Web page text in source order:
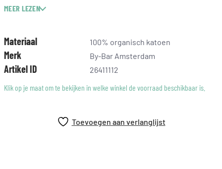
– biologisch katoen
MEER LEZEN
Materiaal 100% organisch katoen
Merk By-Bar Amsterdam
Artikel ID
26411112
Klik op je maat om te bekijken in welke winkel de voorraad beschikbaar is.
Toevoegen aan verlanglijst